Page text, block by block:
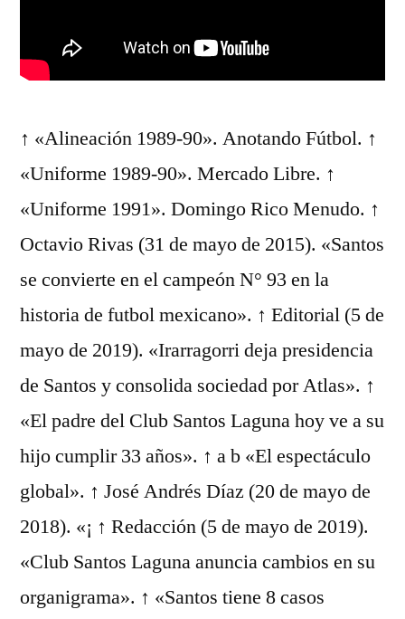
↑ «Alineación 1989-90». Anotando Fútbol. ↑
«Uniforme 1989-90». Mercado Libre. ↑
«Uniforme 1991». Domingo Rico Menudo. ↑
Octavio Rivas (31 de mayo de 2015). «Santos
se convierte en el campeón N° 93 en la
historia de futbol mexicano». ↑ Editorial (5 de
mayo de 2019). «Irarragorri deja presidencia
de Santos y consolida sociedad por Atlas». ↑
«El padre del Club Santos Laguna hoy ve a su
hijo cumplir 33 años». ↑ a b «El espectáculo
global». ↑ José Andrés Díaz (20 de mayo de
2018). «¡ ↑ Redacción (5 de mayo de 2019).
«Club Santos Laguna anuncia cambios en su
organigrama». ↑ «Santos tiene 8 casos